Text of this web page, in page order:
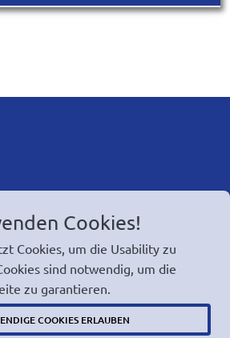
mit unseren Mitgliedern
Cookies!
Cookies, um die Usability zu
sind notwendig, um die
zu garantieren.
COOKIES ERLAUBEN